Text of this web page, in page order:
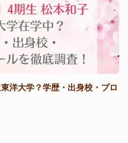
東洋大学？学歴・出身校・プロ